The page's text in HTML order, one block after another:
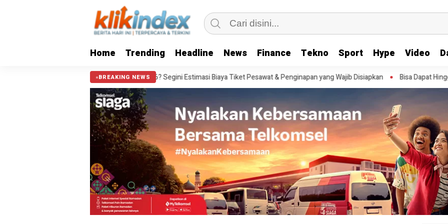
Home Trending Headline News Finance Tekno Sport Hype Video
BREAKING NEWS
Istana 2026? Segini Estimasi Biaya Tiket Pesawat & Penginapan yang Wajib Disiapkan Bisa Dapat Hingga Rp1,8 Juta, Ini Tanda-Tanda